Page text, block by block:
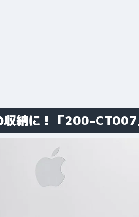
収納に！「200-